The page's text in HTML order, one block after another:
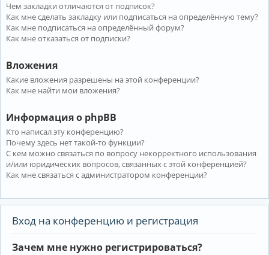
Чем закладки отличаются от подписок?
Как мне сделать закладку или подписаться на определённую тему?
Как мне подписаться на определённый форум?
Как мне отказаться от подписки?
Вложения
Какие вложения разрешены на этой конференции?
Как мне найти мои вложения?
Информация о phpBB
Кто написал эту конференцию?
Почему здесь нет такой-то функции?
С кем можно связаться по вопросу некорректного использования
и/или юридических вопросов, связанных с этой конференцией?
Как мне связаться с администратором конференции?
Вход на конференцию и регистрация
Зачем мне нужно регистрироваться?